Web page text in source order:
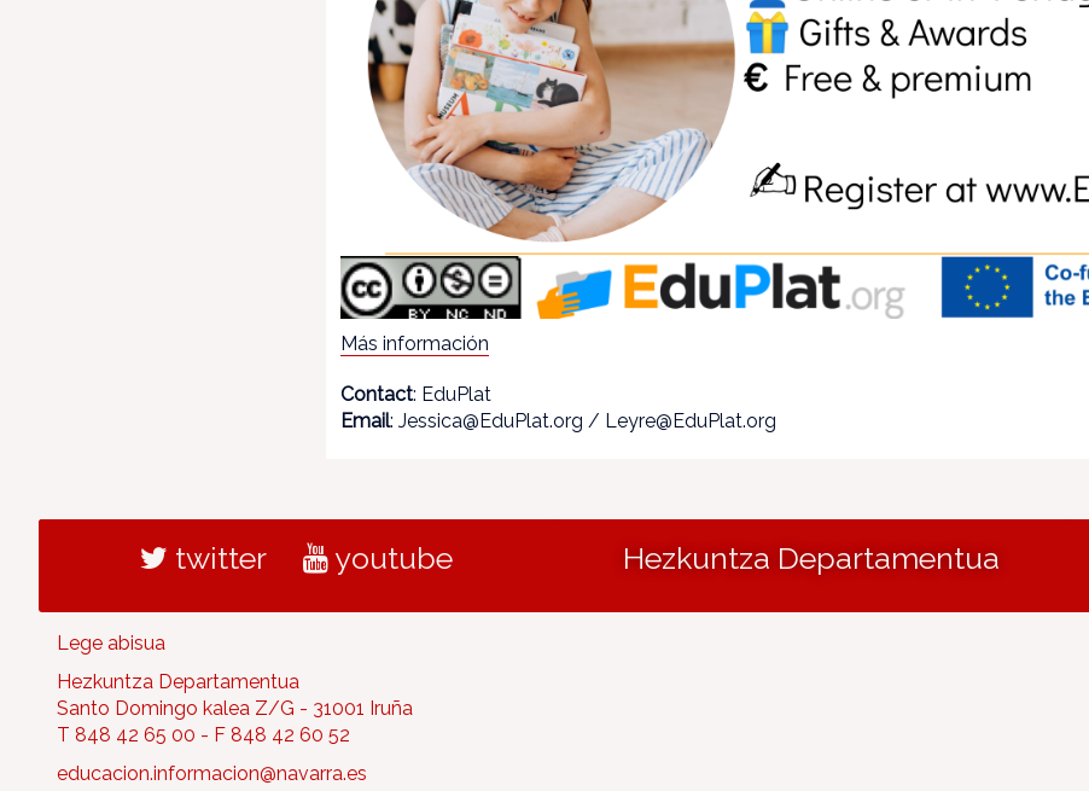
Más información
Contact: EduPlat
Email: Jessica@EduPlat.org / Leyre@EduPlat.org
twitter youtube Hezkuntza Departamentua
Lege abisua
Hezkuntza Departamentua
Santo Domingo kalea Z/G - 31001 Iruña
T 848 42 65 00 - F 848 42 60 52
educacion.informacion@navarra.es